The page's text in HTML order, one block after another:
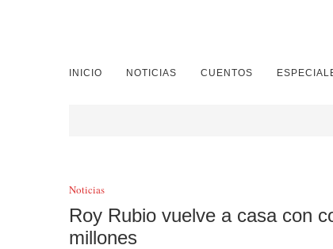
INICIO NOTICIAS CUENTOS
Noticias
Roy Rubio vuelve a casa con
millones